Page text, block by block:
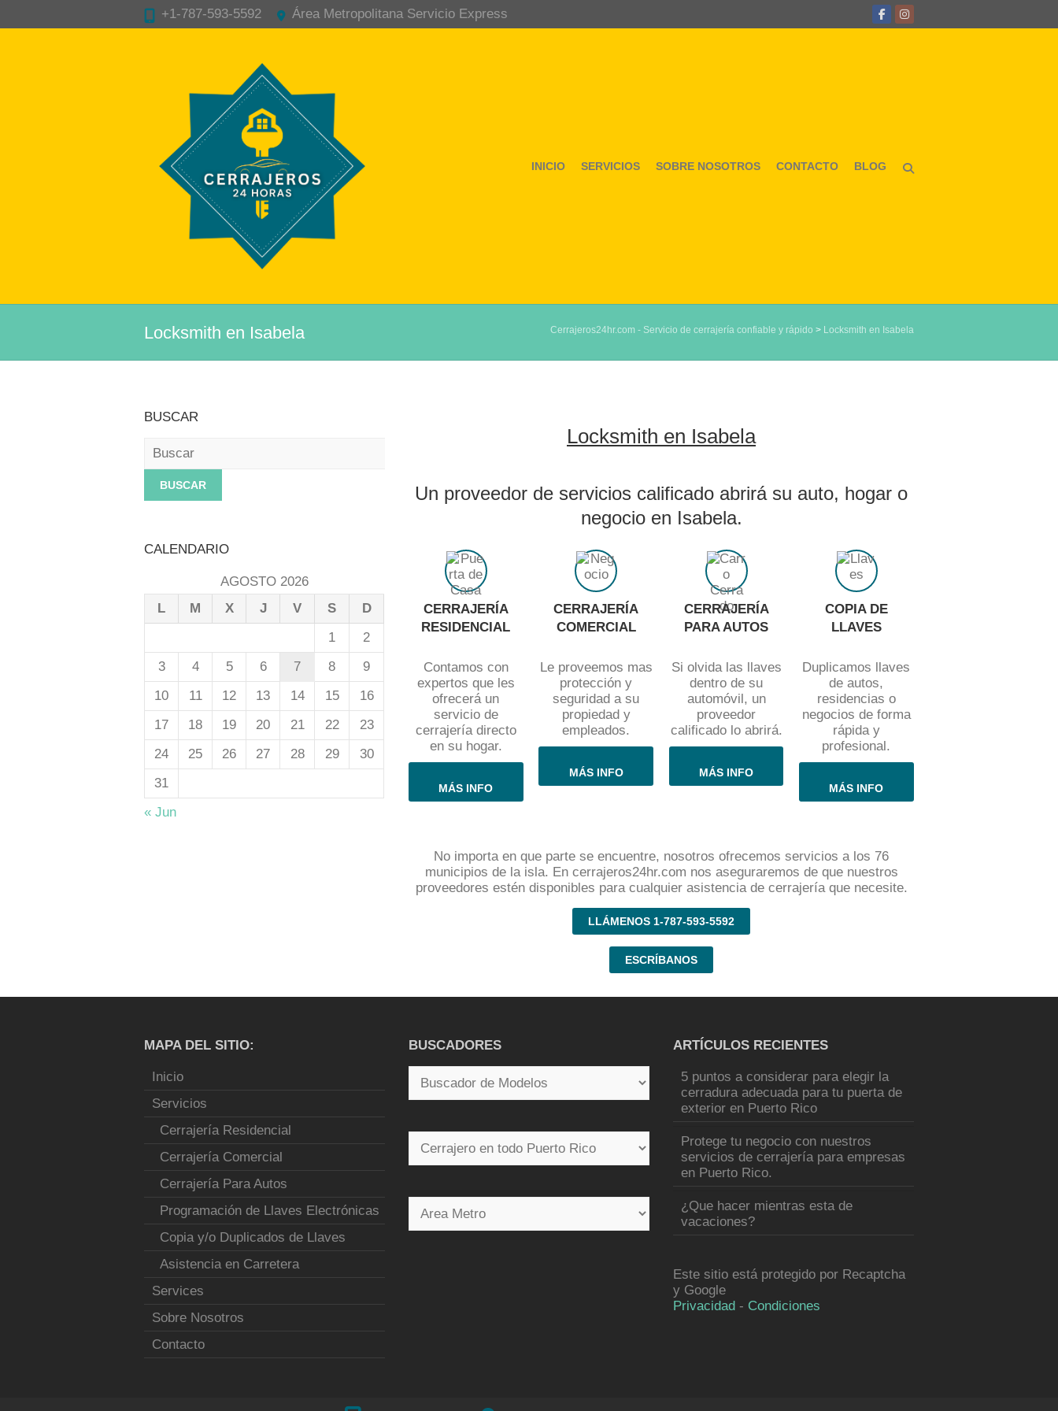
+1-787-593-5592 Área Metropolitana Servicio Express
INICIO SERVICIOS SOBRE NOSOTROS CONTACTO BLOG
Cerrajeros24hr.com - Servicio de cerrajería confiable y rápido > Locksmith en Isabela
Locksmith en Isabela
Locksmith en Isabela
Un proveedor de servicios calificado abrirá su auto, hogar o
negocio en Isabela.
CERRAJERÍA
RESIDENCIAL
Contamos con
expertos que les
ofrecerá un
servicio de
cerrajería directo
en su hogar.
MÁS INFO
CERRAJERÍA
COMERCIAL
Le proveemos mas
protección y
seguridad a su
propiedad y
empleados.
MÁS INFO
CERRAJERÍA
PARA AUTOS
Si olvida las llaves
dentro de su
automóvil, un
proveedor
calificado lo abrirá.
MÁS INFO
COPIA DE
LLAVES
Duplicamos llaves
de autos,
residencias o
negocios de forma
rápida y
profesional.
MÁS INFO
No importa en que parte se encuentre, nosotros ofrecemos servicios a los 76
municipios de la isla. En cerrajeros24hr.com nos aseguraremos de que nuestros
proveedores estén disponibles para cualquier asistencia de cerrajería que necesite.
LLÁMENOS 1-787-593-5592
ESCRÍBANOS
BUSCAR
Buscar
CALENDARIO
AGOSTO 2026
L
M X J V S
D
1
2
3
4 5 6 7 8
9
10
11 12 13 14 15
16
17
18 19 20 21 22
23
24
25 26 27 28 29
30
31
« Jun
MAPA DEL SITIO:
Inicio
Servicios
Cerrajería Residencial
Cerrajería Comercial
Cerrajería Para Autos
Programación de Llaves Electrónicas
Copia y/o Duplicados de Llaves
Asistencia en Carretera
Services
Sobre Nosotros
Contacto
BUSCADORES ARTÍCULOS RECIENTES
5 puntos a considerar para elegir la
cerradura adecuada para tu puerta de
exterior en Puerto Rico
Protege tu negocio con nuestros
servicios de cerrajería para empresas
en Puerto Rico.
¿Que hacer mientras esta de
vacaciones?
Este sitio está protegido por Recaptcha
y Google
Privacidad- Condiciones